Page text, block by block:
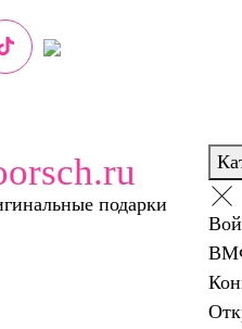
подарки